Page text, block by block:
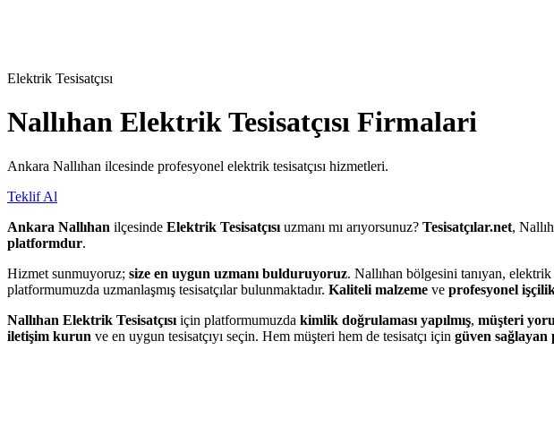
Elektrik Tesisatçısı
Nallıhan Elektrik Tesisatçısı Firmalari
Ankara Nallıhan ilcesinde profesyonel elektrik tesisatçısı hizmetleri.
Teklif Al
Ankara Nallıhan ilçesinde Elektrik Tesisatçısı uzmanı mı arıyorsunuz? Tesisatçılar.net,
platformdur.
Hizmet sunmuyoruz; size en uygun uzmanı bulduruyoruz. Nallıhan bölgesini tanıyan, elektrik
platformumuzda uzmanlaşmış tesisatçılar bulunmaktadır. Kaliteli malzeme ve profesyonel
Nallıhan Elektrik Tesisatçısı için platformumuzda kimlik doğrulaması yapılmış, müşteri
iletişim kurun ve en uygun tesisatçıyı seçin. Hem müşteri hem de tesisatçı için güven